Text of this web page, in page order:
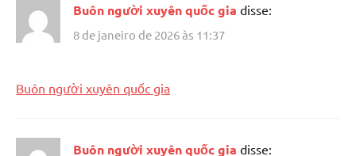
Buôn người xuyên quốc gia disse:
8 de janeiro de 2026 às 11:37
Buôn người xuyên quốc gia
Buôn người xuyên quốc gia disse: